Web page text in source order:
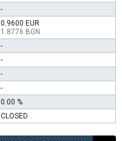
-
0.9600 EUR
1.8776 BGN
-
-
-
-
0.00 %
CLOSED